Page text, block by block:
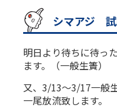
シマアジ
明日より待ちに待っ
ます。（一般生簀）
又、3/13～3/17一般
一尾放流致します。